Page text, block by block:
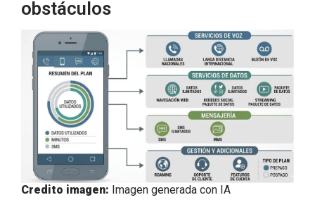
obstáculos
Credito imagen: Imagen generada con IA